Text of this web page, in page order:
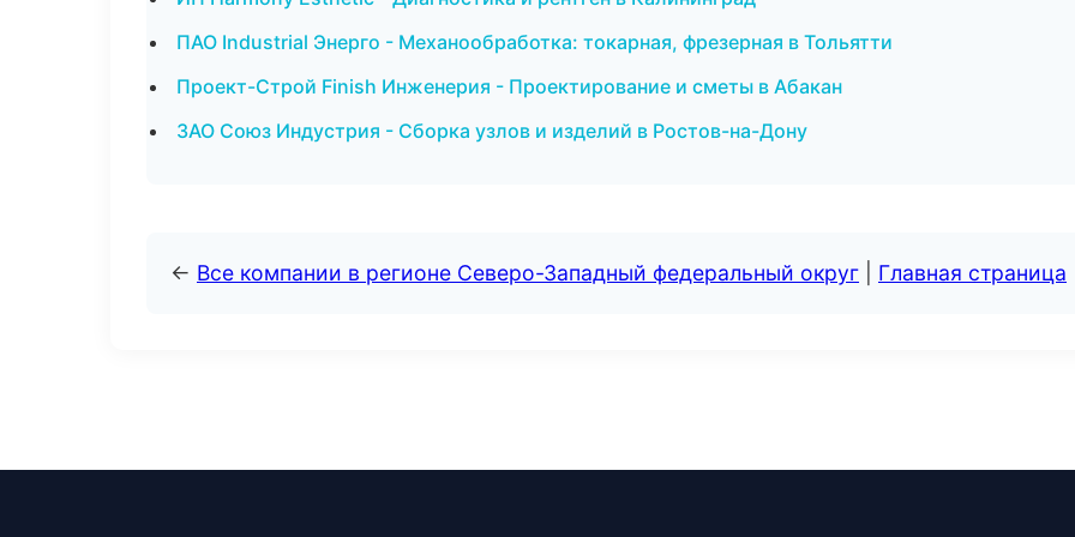
ПАО Industrial Энерго - Механообработка: токарная, фрезерная в Тольятти
Проект-Строй Finish Инженерия - Проектирование и сметы в Абакан
ЗАО Союз Индустрия - Сборка узлов и изделий в Ростов-на-Дону
← Все компании в регионе Северо-Западный федеральный округ Главная страница